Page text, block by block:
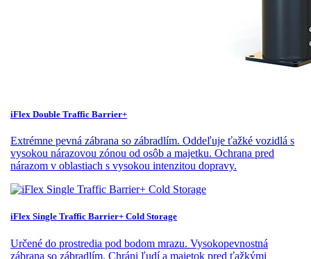
iFlex Double Traffic Barrier+
Extrémne pevná zábrana so zábradlím. Oddeľuje ťažké vozidlá s
vysokou nárazovou zónou od osôb a majetku. Ochrana pred
nárazom v oblastiach s vysokou intenzitou dopravy.
iFlex Single Traffic Barrier+ Cold Storage
Určené do prostredia pod bodom mrazu. Vysokopevnostná
zábrana so zábradlím. Chráni ľudí a majetok pred ťažkými